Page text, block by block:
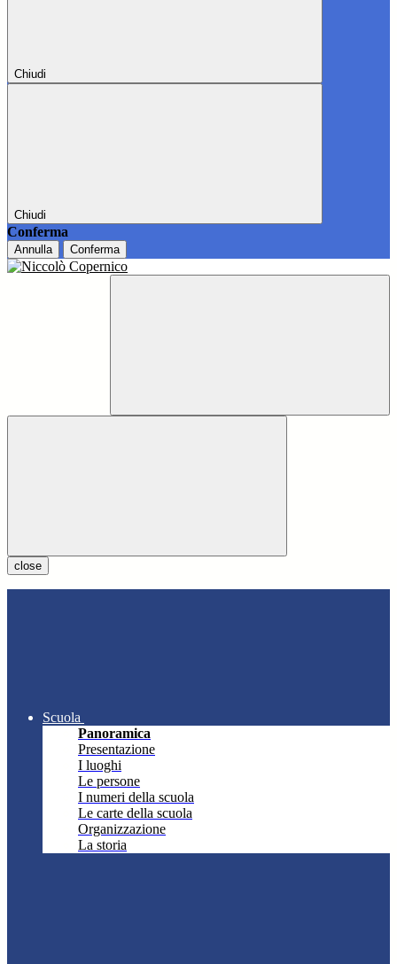
Chiudi
Chiudi
Conferma
Annulla Conferma
close
Scuola
Panoramica
Presentazione
I luoghi
Le persone
I numeri della scuola
Le carte della scuola
Organizzazione
La storia